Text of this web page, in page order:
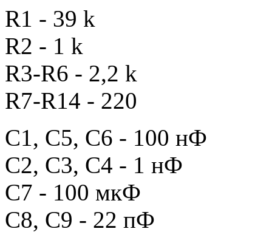
R1 - 39 k
R2 - 1 k
R3-R6 - 2,2 k
R7-R14 - 220
C1, C5, C6 - 100 нФ
C2, C3, C4 - 1 нФ
C7 - 100 мкФ
C8, C9 - 22 пФ